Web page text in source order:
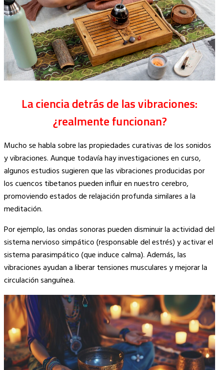
La ciencia detrás de las vibraciones:
¿realmente funcionan?
Mucho se habla sobre las propiedades curativas de los sonidos
y vibraciones. Aunque todavía hay investigaciones en curso,
algunos estudios sugieren que las vibraciones producidas por
los cuencos tibetanos pueden influir en nuestro cerebro,
promoviendo estados de relajación profunda similares a la
meditación.
Por ejemplo, las ondas sonoras pueden disminuir la actividad del
sistema nervioso simpático (responsable del estrés) y activar el
sistema parasimpático (que induce calma). Además, las
vibraciones ayudan a liberar tensiones musculares y mejorar la
circulación sanguínea.